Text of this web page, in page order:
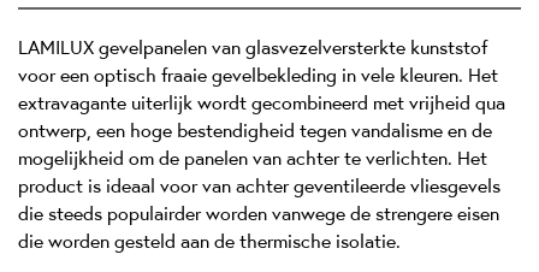
LAMILUX gevelpanelen van glasvezelversterkte kunststof
voor een optisch fraaie gevelbekleding in vele kleuren. Het
extravagante uiterlijk wordt gecombineerd met vrijheid qua
ontwerp, een hoge bestendigheid tegen vandalisme en de
mogelijkheid om de panelen van achter te verlichten. Het
product is ideaal voor van achter geventileerde vliesgevels
die steeds populairder worden vanwege de strengere eisen
die worden gesteld aan de thermische isolatie.